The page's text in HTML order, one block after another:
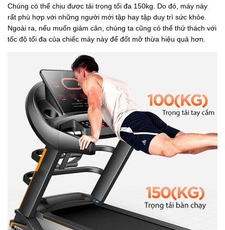
Chúng có thể chịu được tải trọng tối đa 150kg. Do đó, máy này
rất phù hợp với những người mới tập hay tập duy trì sức khỏe.
Ngoài ra, nếu muốn giảm cân, chúng ta cũng có thể thử thách với
tốc độ tối đa của chiếc máy này để đốt mỡ thừa hiệu quả hơn.